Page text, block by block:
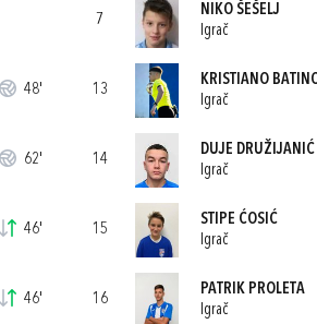
48'
62'
46'
46'
7
NIKO ŠEŠELJ
Igrač
13
KRISTIANO
Igrač
14
DUJE DRUŽIJANIĆ
Igrač
15
STIPE ĆOSIĆ
Igrač
16
PATRIK PROLETA
Igrač